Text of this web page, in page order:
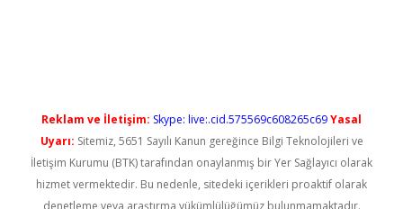
Reklam ve İletişim: Skype: live:.cid.575569c608265c69Yasal
Uyarı: Sitemiz, 5651 Sayılı Kanun gereğince Bilgi Teknolojileri ve
İletişim Kurumu (BTK) tarafından onaylanmış bir Yer Sağlayıcı olarak
hizmet vermektedir. Bu nedenle, sitedeki içerikleri proaktif olarak
denetleme veya araştırma yükümlülüğümüz bulunmamaktadır.